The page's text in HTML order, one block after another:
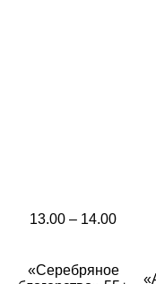
13.00 – 14.00
«Серебряное